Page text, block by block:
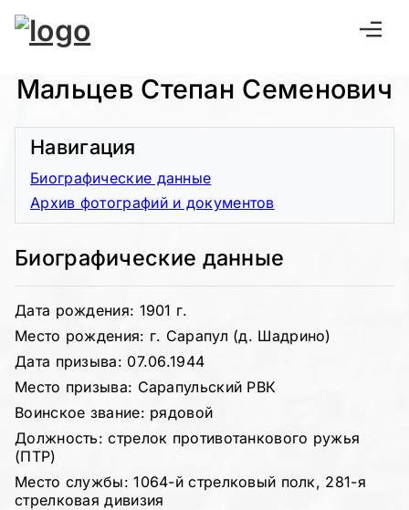
Мальцев Степан Семенович
Биографические данные
Дата рождения: 1901 г.
Место рождения: г. Сарапул (д. Шадрино)
Дата призыва: 07.06.1944
Место призыва: Сарапульский РВК
Воинское звание: рядовой
Должность: стрелок противотанкового ружья
(ПТР)
Место службы: 1064-й стрелковый полк, 281-я
стрелковая дивизия
Навигация
Биографические данные
Архив фотографий и документов